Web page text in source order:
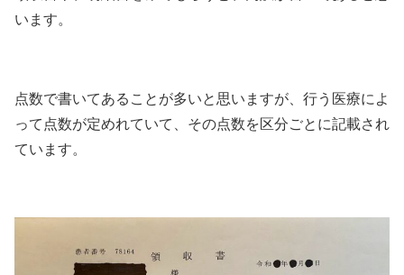
います。
点数で書いてあることが多いと思いますが、行う医療によ
って点数が定めれていて、その点数を区分ごとに記載され
ています。